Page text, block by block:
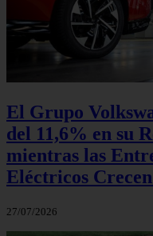
El Grupo
del 11,6% en su
mientras las
Eléctricos
27/07/2026